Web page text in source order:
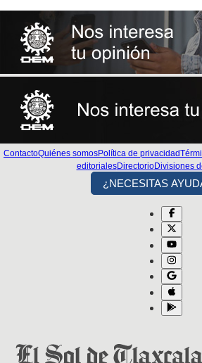
ContactoQuiénes somosPolítica de privacidad
editorialesDirectorioDivisiones
¿NECESITAS